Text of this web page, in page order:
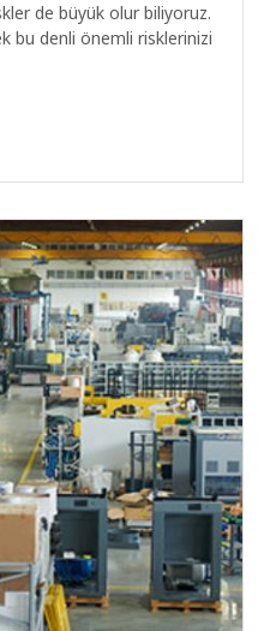
de büyük olur biliyoruz.
bu denli önemli risklerinizi